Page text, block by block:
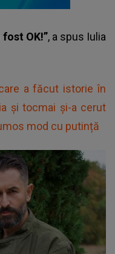
OK!”, a spus Iulia
a făcut istorie în
și tocmai și-a cerut
mod cu putință